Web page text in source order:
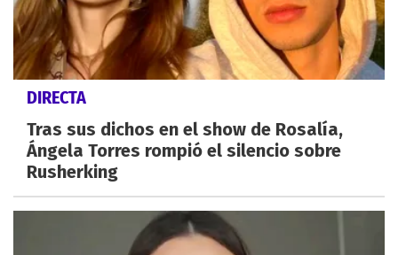
DIRECTA
Tras sus dichos en el show de Rosalía,
Ángela Torres rompió el silencio sobre
Rusherking